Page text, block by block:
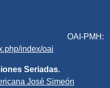
PMH:
index/oai
Seriadas.
José Simeón